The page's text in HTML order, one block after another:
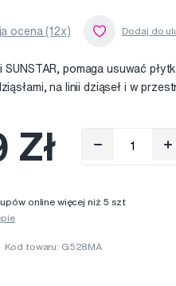
ocena (12x)
pomaga usuwać
na linii dziąseł i w
Zł
online więcej niż 5 szt
Kod towaru: G528MA